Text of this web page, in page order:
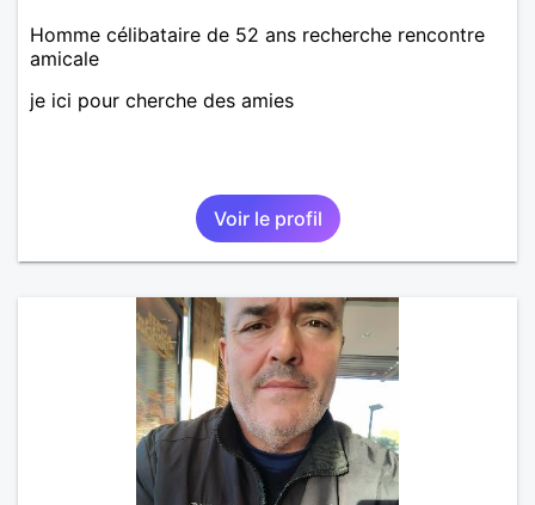
Homme célibataire de 52 ans recherche rencontre
amicale
je ici pour cherche des amies
Voir le profil